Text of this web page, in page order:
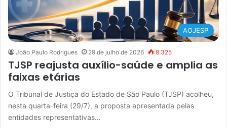
AOJESP
João Paulo Rodrigues 29 de julho de 2026 8.325
TJSP reajusta auxílio-saúde e amplia as
faixas etárias
O Tribunal de Justiça do Estado de São Paulo (TJSP) acolheu,
nesta quarta-feira (29/7), a proposta apresentada pelas
entidades representativas…